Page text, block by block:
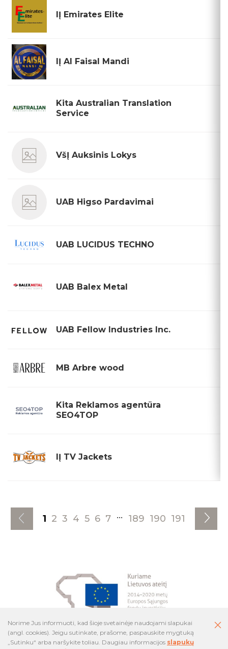
IĮ Emirates Elite
IĮ Al Faisal Mandi
Kita Australian Translation
Service
VšĮ Auksinis Lokys
UAB Higso Pardavimai
UAB LUCIDUS TECHNO
UAB Balex Metal
UAB Fellow Industries Inc.
MB Arbre wood
Kita Reklamos agentūra
SEO4TOP
IĮ TV Jackets
1 2 3 4 5 6 7 ... 189 190 191
Norime Jus informuoti, kad šioje svetainėje naudojami slapukai
(angl. cookies). Jeigu sutinkate, prašome, paspauskite mygtuką
„Sutinku“ arba naršykite toliau. Daugiau informacijos slapukų